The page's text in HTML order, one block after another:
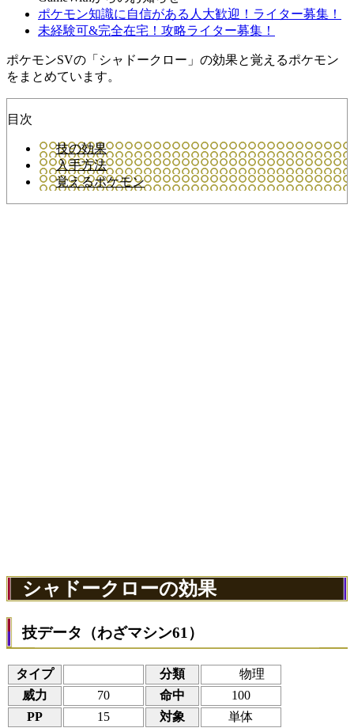
ポケモン知識に自信がある人大歓迎！ライター募集！
未経験可&完全在宅！攻略ライター募集！
ポケモンSVの「シャドークロー」の効果と覚えるポケモン
をまとめています。
目次
技の効果
入手方法
覚えるポケモン
シャドークローの効果
技データ（わざマシン61）
タイプ 分類
物理
威力
70 命中
100
PP
15 対象
単体